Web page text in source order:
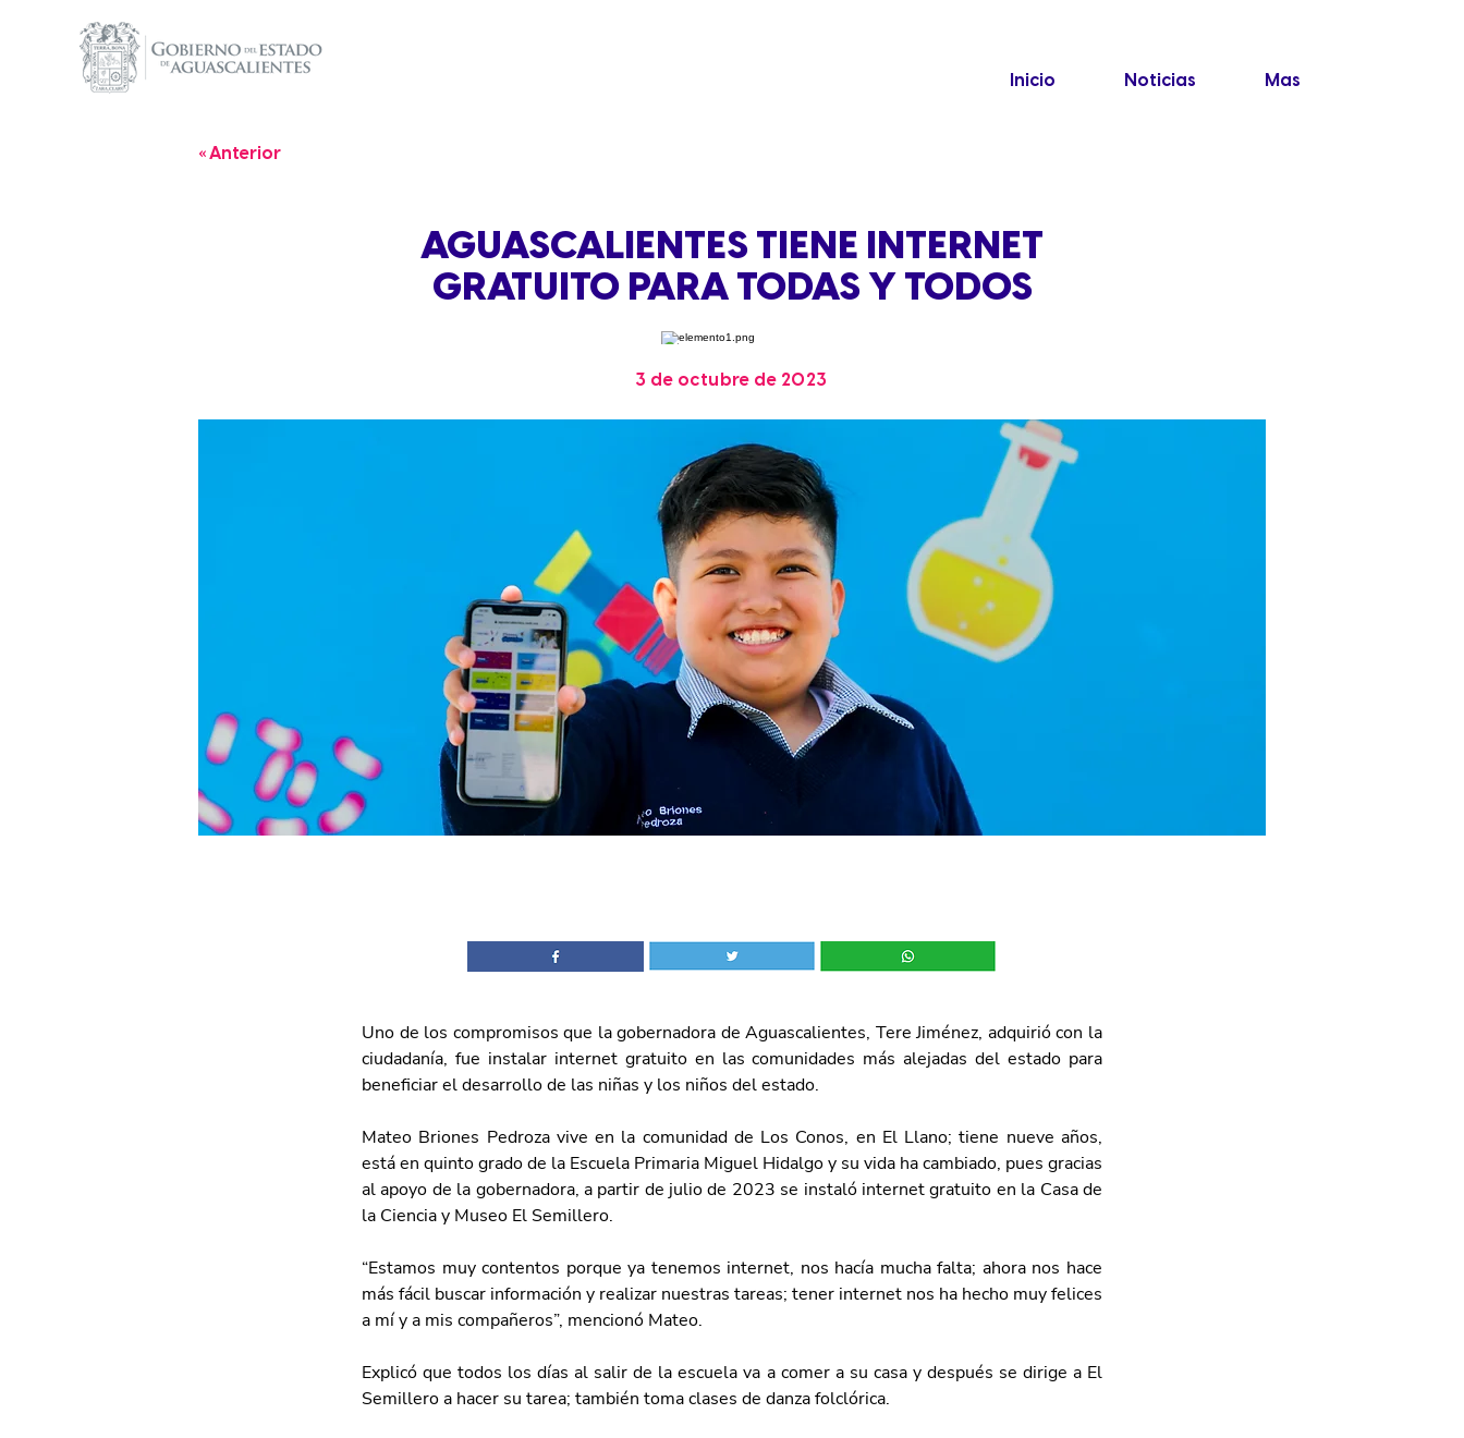
Inicio Noticias Mas
« Anterior
AGUASCALIENTES TIENE INTERNET
GRATUITO PARA TODAS Y TODOS
3 de octubre de 2023
Uno de los compromisos que la gobernadora de Aguascalientes, Tere Jiménez, adquirió con la
ciudadanía, fue instalar internet gratuito en las comunidades más alejadas del estado para
beneficiar el desarrollo de las niñas y los niños del estado.
Mateo Briones Pedroza vive en la comunidad de Los Conos, en El Llano; tiene nueve años,
está en quinto grado de la Escuela Primaria Miguel Hidalgo y su vida ha cambiado, pues gracias
al apoyo de la gobernadora, a partir de julio de 2023 se instaló internet gratuito en la Casa de
la Ciencia y Museo El Semillero.
“Estamos muy contentos porque ya tenemos internet, nos hacía mucha falta; ahora nos hace
más fácil buscar información y realizar nuestras tareas; tener internet nos ha hecho muy felices
a mí y a mis compañeros”, mencionó Mateo.
Explicó que todos los días al salir de la escuela va a comer a su casa y después se dirige a El
Semillero a hacer su tarea; también toma clases de danza folclórica.